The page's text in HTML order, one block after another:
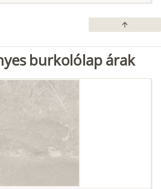
arrow_upward
burkolólap árak